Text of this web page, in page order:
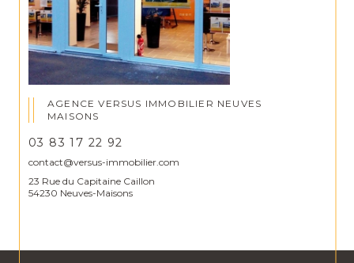
AGENCE VERSUS IMMOBILIER NEUVES
MAISONS
03 83 17 22 92
contact@versus-immobilier.com
23 Rue du Capitaine Caillon
54230 Neuves-Maisons